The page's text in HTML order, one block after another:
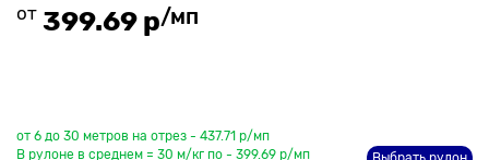
от 399.69 р/мп
от 6 до 30 метров на отрез - 437.71 р/мп
В рулоне в среднем = 30 м/кг по - 399.69 р/мп